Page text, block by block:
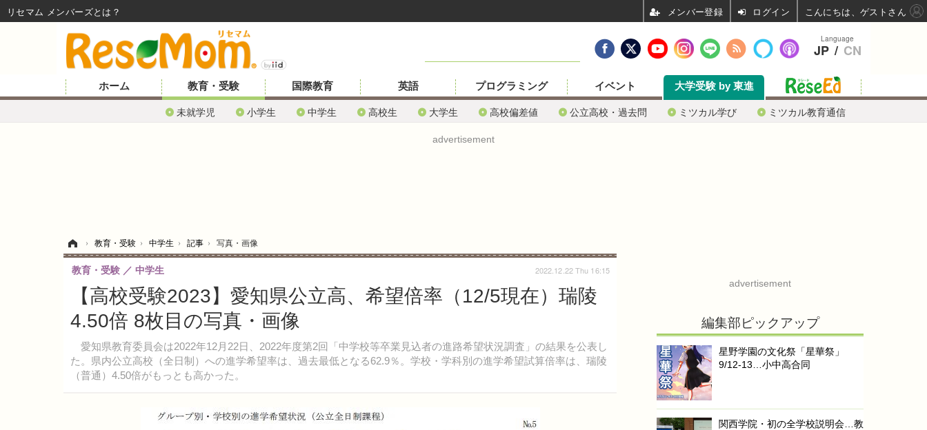
ホーム 教育・受験
未就学児 小学生 中学生 高校生 大学生 高校偏差値 公立高校・過去問 ミツカル学び ミツカル教育通信
国際教育 英語 プログラミング イベント 大学受験 by 東進
advertisement
› 教育・受験 › 中学生 › 記事 › 写真・画像
【高校受験2023】愛知県公立高、希望倍率（12/5現在）瑞陵
4.50倍 8枚目の写真・画像
愛知県教育委員会は2022年12月22日、2022年度第2回「中学校等卒業見込者の進路希望状況調査」の結果を公表し
た。県内公立高校（全日制）への進学希望率は、過去最低となる62.9％。学校・学科別の進学希望試算倍率は、瑞陵
（普通）4.50倍がもっとも高かった。
教育・受験 中学生 2022.12.22 Thu 16:15
advertisement
編集部ピックアップ
星野学園の文化祭「星華祭」
9/12-13…小中高合同
関西学院・初の全学校説明会…教
Language
JP / CN
リセマム メンバーズ ログイン こんにちは、ゲストさん